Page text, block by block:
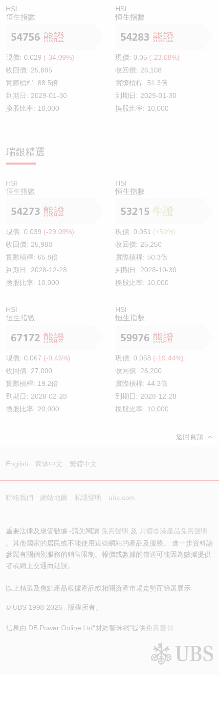
HSI
恒生指數
54756 熊證
現價: 0.029 (-34.09%)
收回價: 25,885
實際槓桿: 88.5倍
到期日: 2029-01-30
換股比率: 10,000
HSI
恒生指數
54283 熊證
現價: 0.05 (-23.08%)
收回價: 26,108
實際槓桿: 51.3倍
到期日: 2029-01-30
換股比率: 10,000
瑞銀精選
HSI
恒生指數
54273 熊證
現價: 0.039 (-29.09%)
收回價: 25,988
實際槓桿: 65.8倍
到期日: 2028-12-28
換股比率: 10,000
HSI
恒生指數
53215 牛證
現價: 0.051 (+50%)
收回價: 25,250
實際槓桿: 50.3倍
到期日: 2028-10-30
換股比率: 10,000
HSI
恒生指數
67172 熊證
現價: 0.067 (-9.46%)
收回價: 27,000
實際槓桿: 19.2倍
到期日: 2028-02-28
換股比率: 20,000
HSI
恒生指數
59976 熊證
現價: 0.058 (-19.44%)
收回價: 26,200
實際槓桿: 44.3倍
到期日: 2028-12-28
換股比率: 10,000
返回頁頂
English 简体中文 繁體中文
聯絡我們 網站地圖 私隱聲明 ubs.com
重要法律及規管數據 -請先閱讀 免責聲明 及 具體香港產品免責聲明
。其他國家的居民或不能使用這些網站的產品及服務。 進一步資料請
參閱有關個別服務的銷售限制。報價或數據的傳送可能因為數據提供
者或網上交通而延誤。
以上精選及焦點產品根據產品或相關資產市場走勢而篩選展示
© UBS 1998-2026 . 版權所有。
信息由 DB Power Online Ltd“財經智珠網”提供免責聲明